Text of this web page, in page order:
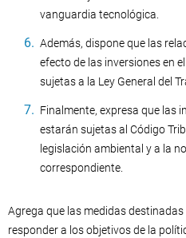
vanguardia tecnológica.
Además, dispone que las
efecto de las inversiones en
sujetas a la Ley General del
Finalmente, expresa que las
estarán sujetas al Código
legislación ambiental y a la
correspondiente.
Agrega que las medidas
responder a los objetivos de la